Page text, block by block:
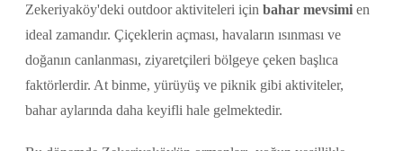
Zekeriyaköy'deki outdoor aktiviteleri için bahar mevsimi en
ideal zamandır. Çiçeklerin açması, havaların ısınması ve
doğanın canlanması, ziyaretçileri bölgeye çeken başlıca
faktörlerdir. At binme, yürüyüş ve piknik gibi aktiviteler,
bahar aylarında daha keyifli hale gelmektedir.